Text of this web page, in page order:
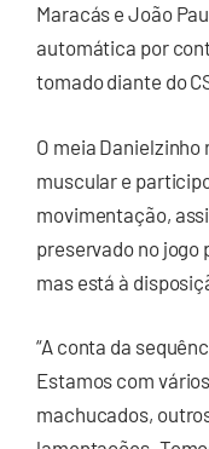
Maracás e João
automática por
tomado diante do
O meia
muscular e
movimentação,
preservado no jogo
mas está à
“A conta da
Estamos com
machucados,